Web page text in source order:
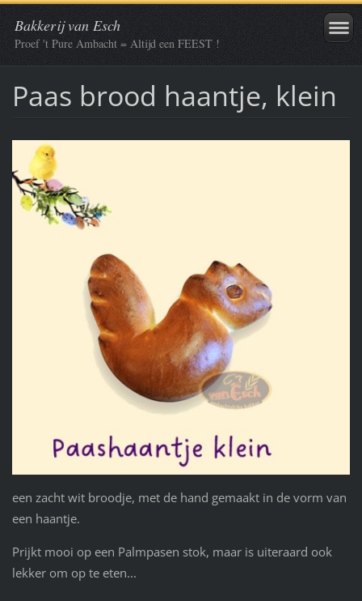
Bakkerij van Esch
Proef 't Pure Ambacht = Altijd een FEEST !
Paas brood haantje, klein
een zacht wit broodje, met de hand gemaakt in de vorm van
een haantje.
Prijkt mooi op een Palmpasen stok, maar is uiteraard ook
lekker om op te eten...